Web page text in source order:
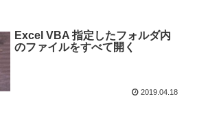
Excel VBA 指定したフォルダ内
のファイルをすべて開く
2019.04.18